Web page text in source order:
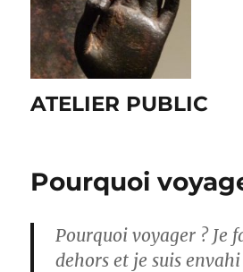
ATELIER PUBLIC
Pourquoi
Pourquoi voyager ? Je
dehors et je suis